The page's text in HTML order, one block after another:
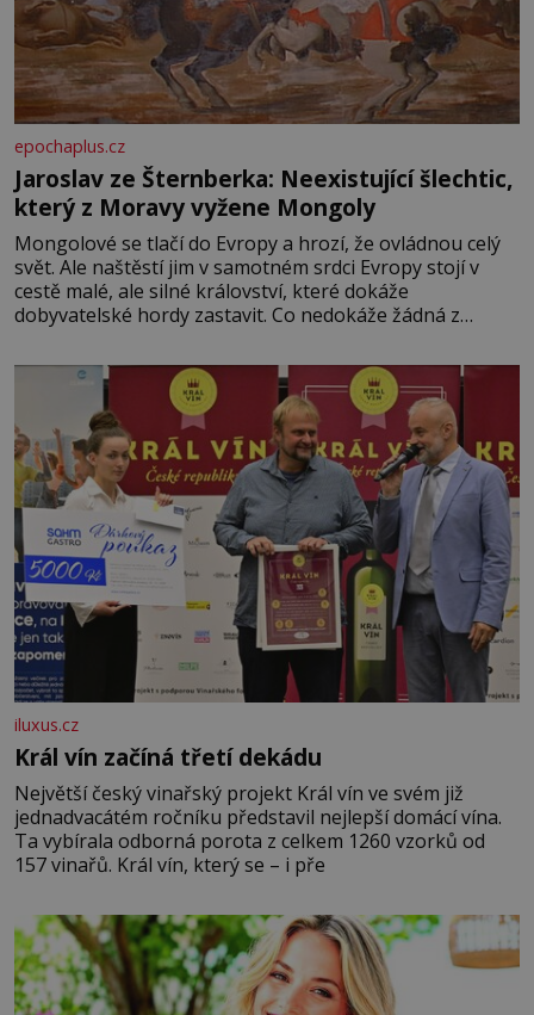
epochaplus.cz
Jaroslav ze Šternberka: Neexistující šlechtic,
který z Moravy vyžene Mongoly
Mongolové se tlačí do Evropy a hrozí, že ovládnou celý
svět. Ale naštěstí jim v samotném srdci Evropy stojí v
cestě malé, ale silné království, které dokáže
dobyvatelské hordy zastavit. Co nedokáže žádná z
král. Nebo že by ne? Mongolové od roku 1223 postupují
podél Kaspického a Azovského moře,
iluxus.cz
Král vín začíná třetí dekádu
Největší český vinařský projekt Král vín ve svém již
jednadvacátém ročníku představil nejlepší domácí vína.
Ta vybírala odborná porota z celkem 1260 vzorků od
157 vinařů. Král vín, který se – i pře